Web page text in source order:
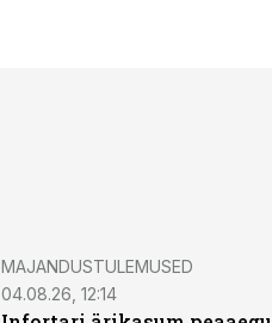
MAJANDUSTULEMUSED
04.08.26, 12:14